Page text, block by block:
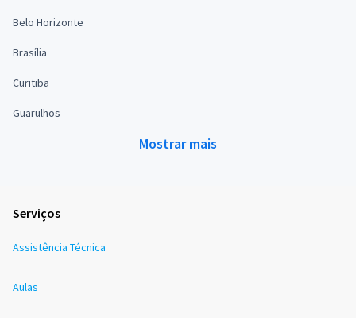
Belo Horizonte
Brasília
Curitiba
Guarulhos
Mostrar mais
Serviços
Assistência Técnica
Aulas